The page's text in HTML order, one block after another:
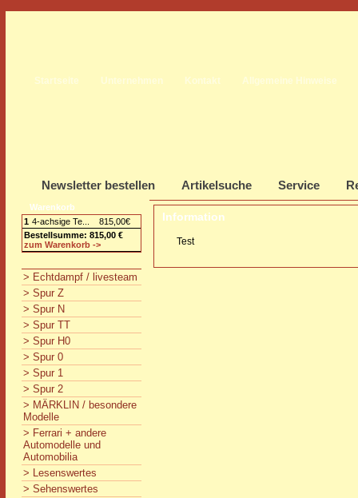
Startseite Unternehmen Kontakt Allgemeine Hinweise
Newsletter bestellen Artikelsuche Service
Warenkorb
1 4-achsige Te...
815,00€
Bestellsumme: 815,00 €
zum Warenkorb ->
> Echtdampf / livesteam
> Spur Z
> Spur N
> Spur TT
> Spur H0
> Spur 0
> Spur 1
> Spur 2
> MÄRKLIN / besondere
Modelle
> Ferrari + andere
Automodelle und
Automobilia
> Lesenswertes
> Sehenswertes
Information
Test